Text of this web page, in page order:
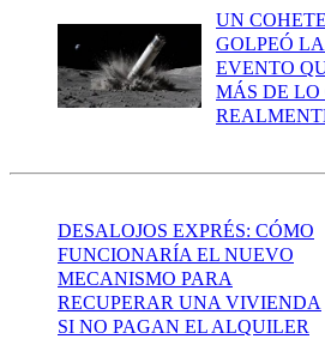
UN
GOLPEÓ
EVENTO
MÁS DE LO
DESALOJOS EXPRÉS: CÓMO
FUNCIONARÍA EL NUEVO
MECANISMO PARA
RECUPERAR UNA VIVIENDA
SI NO PAGAN EL ALQUILER